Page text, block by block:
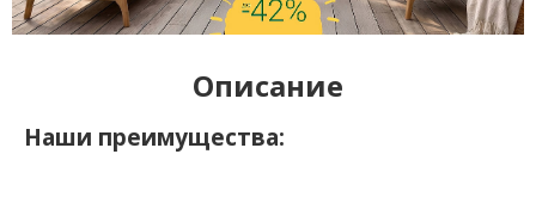
Описание
Наши преимущества: